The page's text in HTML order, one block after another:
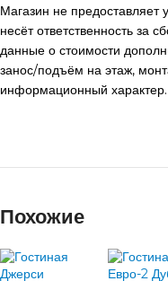
Магазин не
несёт ответственность за
данные о стоимости
занос/подъём на этаж,
информационный характер.
Похожие